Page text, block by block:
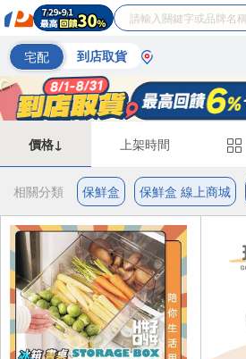
宅配 到店取貨
價格↓ 上架時間
相關分類 保鮮盒 保鮮盒 線上商城